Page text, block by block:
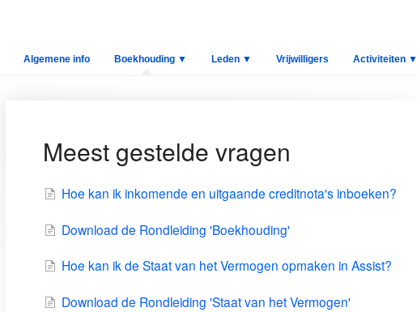
Algemene info Boekhouding ▼ Leden ▼ Vrijwilligers Activiteiten ▼
Meest gestelde vragen
Hoe kan ik inkomende en uitgaande creditnota's inboeken?
Download de Rondleiding 'Boekhouding'
Hoe kan ik de Staat van het Vermogen opmaken in Assist?
Download de Rondleiding 'Staat van het Vermogen'